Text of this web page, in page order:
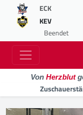
ECK
KEV
Beendet
Von Herzblut